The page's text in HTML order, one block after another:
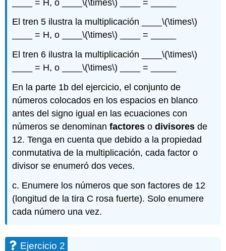
____ = H, o ____\(\times\) ____ = _____
El tren 5 ilustra la multiplicación ____\(\times\)
____ = H, o ____\(\times\) ____ = _____
El tren 6 ilustra la multiplicación ____\(\times\)
____ = H, o ____\(\times\) ____ = _____
En la parte 1b del ejercicio, el conjunto de
números colocados en los espacios en blanco
antes del signo igual en las ecuaciones con
números se denominanfactores odivisores de
12. Tenga en cuenta que debido a la propiedad
conmutativa de la multiplicación, cada factor o
divisor se enumeró dos veces.
c. Enumere los números que son factores de 12
(longitud de la tira C rosa fuerte). Solo enumere
cada número una vez.
Ejercicio 2